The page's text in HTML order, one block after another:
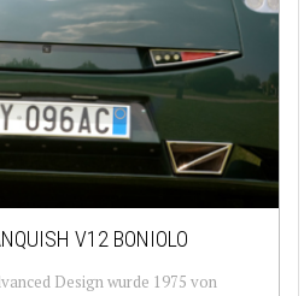
V12 BONIOLO
Design wurde 1975 von